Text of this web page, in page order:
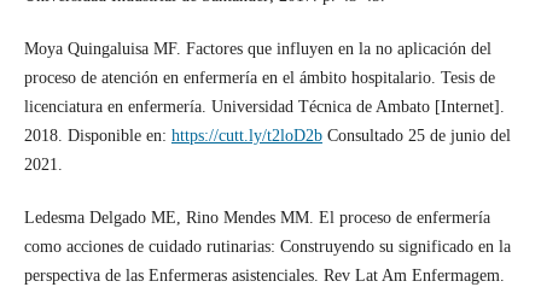
Moya Quingaluisa MF. Factores que influyen en la no aplicación del
proceso de atención en enfermería en el ámbito hospitalario. Tesis de
licenciatura en enfermería. Universidad Técnica de Ambato [Internet].
2018. Disponible en: https://cutt.ly/t2loD2bConsultado 25 de junio del
2021.
Ledesma Delgado ME, Rino Mendes MM. El proceso de enfermería
como acciones de cuidado rutinarias: Construyendo su significado en la
perspectiva de las Enfermeras asistenciales. Rev Lat Am Enfermagem.